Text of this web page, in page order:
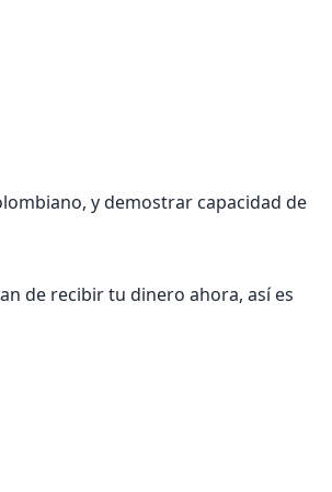
y demostrar capacidad de
de recibir tu dinero ahora, así es